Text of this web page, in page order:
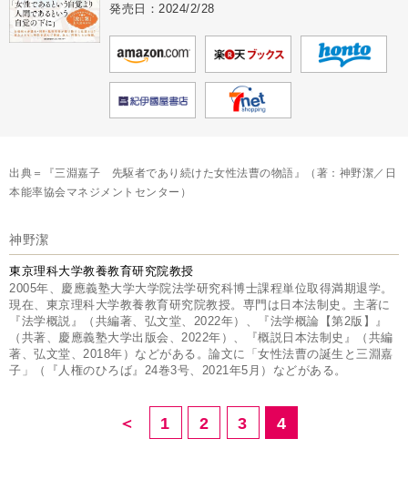
発売日：2024/2/28
出典＝『三淵嘉子 先駆者であり続けた女性法曹の物語』（著：神野潔／日
本能率協会マネジメントセンター）
神野潔
東京理科大学教養教育研究院教授
2005年、慶應義塾大学大学院法学研究科博士課程単位取得満期退学。
現在、東京理科大学教養教育研究院教授。専門は日本法制史。主著に
『法学概説』（共編著、弘文堂、2022年）、『法学概論【第2版】』
（共著、慶應義塾大学出版会、2022年）、『概説日本法制史』（共編
著、弘文堂、2018年）などがある。論文に「女性法曹の誕生と三淵嘉
子」（『人権のひろば』24巻3号、2021年5月）などがある。
＜ 1 2 3 4